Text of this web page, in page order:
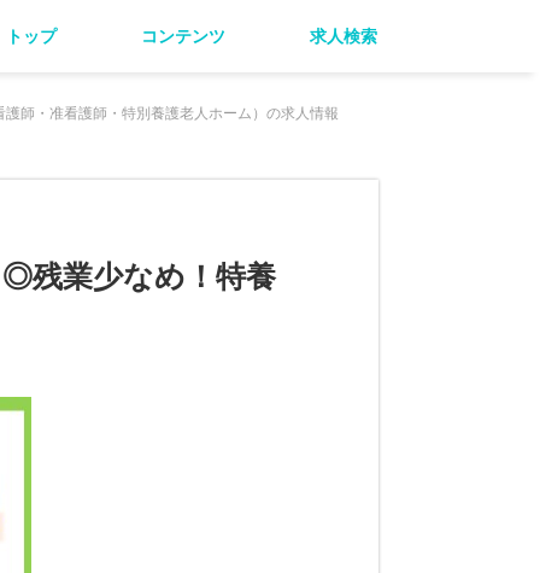
トップ コンテンツ 求人検索
師・准看護師・特別養護老人ホーム）の求人情報
残業少なめ！特養